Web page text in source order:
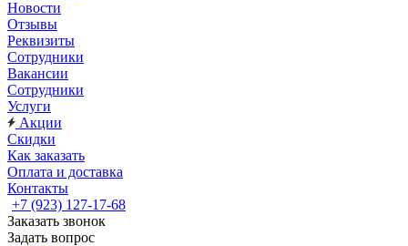
Новости
Отзывы
Реквизиты
Сотрудники
Вакансии
Сотрудники
Услуги
Акции
Скидки
Как заказать
Оплата и доставка
Контакты
+7 (923) 127-17-68
Заказать звонок
Задать вопрос